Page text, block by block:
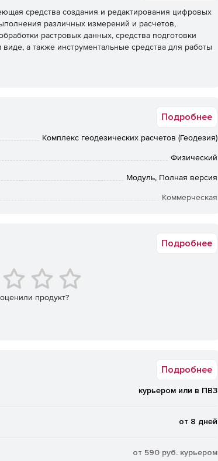
средства создания и редактирования цифровых
различных измерений и расчетов,
растровых данных, средства подготовки
а также инструментальные средства для работы
данных, умные условные знаки;
систем координат по коду EPSG;
Подробнее
Комплекс геодезических расчетов (Геодезия)
Физический
Модуль, Полная версия
Коммерческая
Подробнее
продукт?
Подробнее
курьером или в ПВЗ
от 8 дней
от 590 руб. курьером